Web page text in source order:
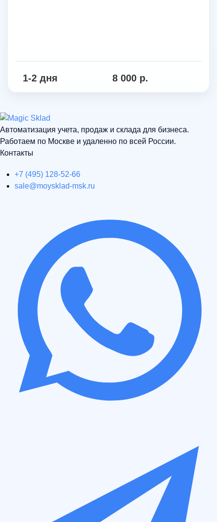
1-2 дня 8 000 р.
Автоматизация учета, продаж и склада для бизнеса.
Работаем по Москве и удаленно по всей России.
Контакты
+7 (495) 128-52-66
sale@moysklad-msk.ru